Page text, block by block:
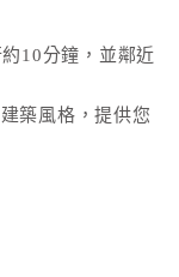
10分鐘，並鄰近
築風格，提供您